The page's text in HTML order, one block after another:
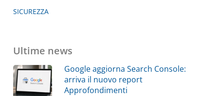
SICUREZZA
Ultime news
Google aggiorna Search Console:
arriva il nuovo report
Approfondimenti